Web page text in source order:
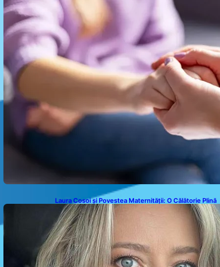
Laura Cosoi și Povestea Maternității: O Călătorie Plină
de Dragoste și Provocări